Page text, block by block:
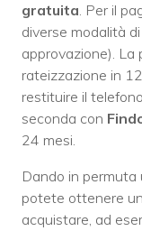
gratuita. Per il
diverse modalità di
approvazione). La
rateizzazione in
restituire il
seconda con
24 mesi.
Dando in permuta
potete ottenere
acquistare, ad